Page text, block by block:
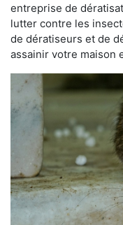
entreprise de
lutter contre les
de dératiseurs et de
assainir votre maison